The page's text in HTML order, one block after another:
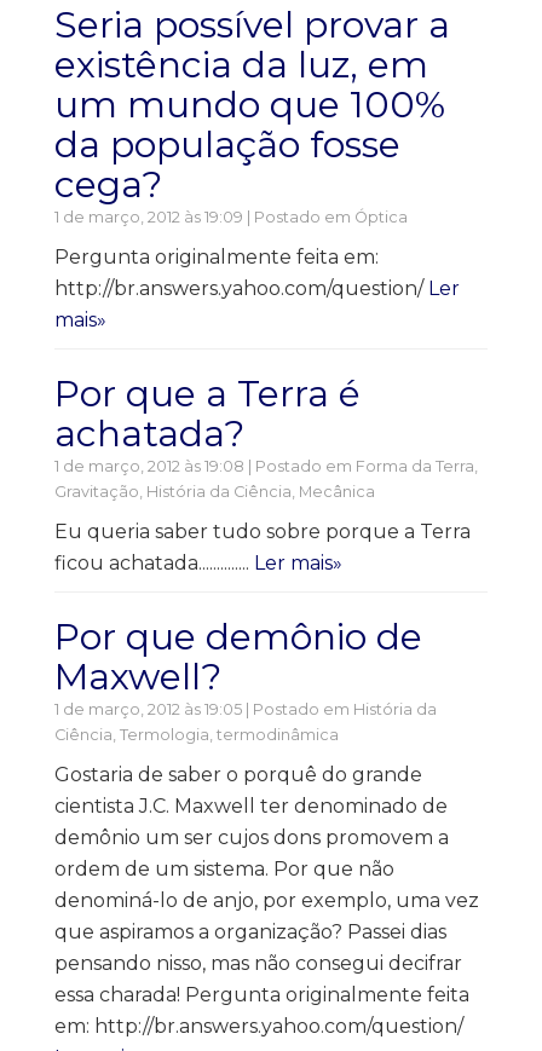
Seria possível provar a
existência da luz, em
um mundo que 100%
da população fosse
cega?
1 de março, 2012 às 19:09 | Postado em Óptica
Pergunta originalmente feita em:
http://br.answers.yahoo.com/question/ Ler
mais»
Por que a Terra é
achatada?
1 de março, 2012 às 19:08 | Postado em Forma da Terra
Gravitação História da Ciência Mecânica
Eu queria saber tudo sobre porque a Terra
ficou achatada.............. Ler mais»
Por que demônio de
Maxwell?
1 de março, 2012 às 19:05 | Postado em História da
Ciência Termologia, termodinâmica
Gostaria de saber o porquê do grande
cientista J.C. Maxwell ter denominado de
demônio um ser cujos dons promovem a
ordem de um sistema. Por que não
denominá-lo de anjo, por exemplo, uma vez
que aspiramos a organização? Passei dias
pensando nisso, mas não consegui decifrar
essa charada! Pergunta originalmente feita
em: http://br.answers.yahoo.com/question/